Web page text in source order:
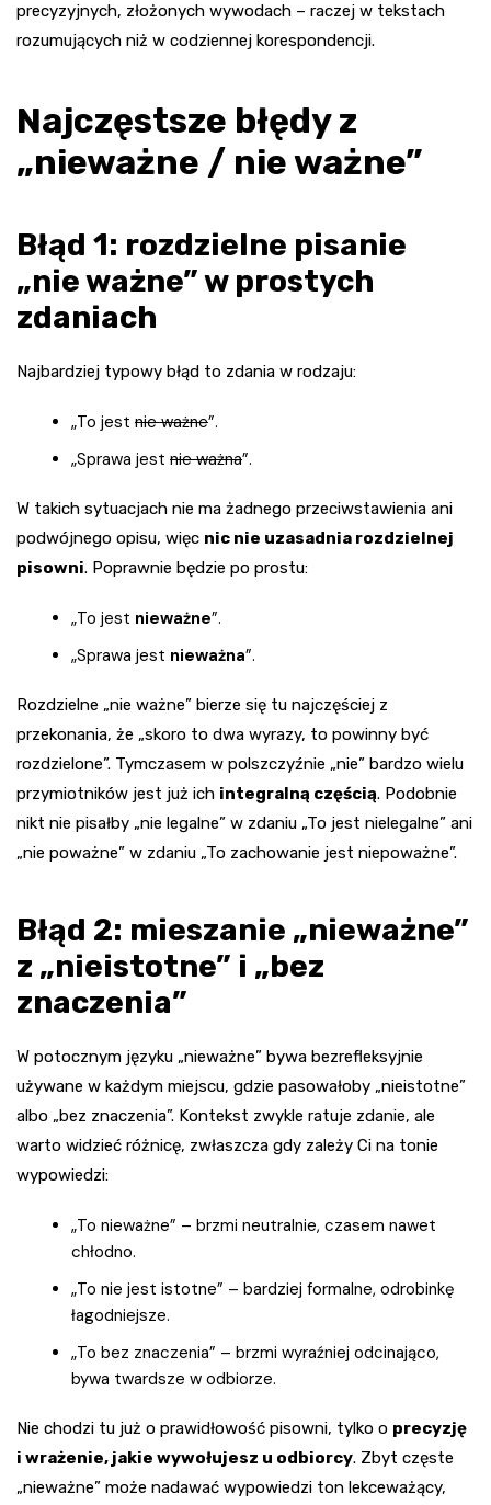
precyzyjnych, złożonych wywodach – raczej w tekstach
rozumujących niż w codziennej korespondencji.
Najczęstsze błędy z
„nieważne / nie ważne”
Błąd 1: rozdzielne pisanie
„nie ważne” w prostych
zdaniach
Najbardziej typowy błąd to zdania w rodzaju:
„To jest nie ważne”.
„Sprawa jest nie ważna”.
W takich sytuacjach nie ma żadnego przeciwstawienia ani
podwójnego opisu, więc nic nie uzasadnia rozdzielnej
pisowni. Poprawnie będzie po prostu:
„To jest nieważne”.
„Sprawa jest nieważna”.
Rozdzielne „nie ważne” bierze się tu najczęściej z
przekonania, że „skoro to dwa wyrazy, to powinny być
rozdzielone”. Tymczasem w polszczyźnie „nie” bardzo wielu
przymiotników jest już ich integralną częścią. Podobnie
nikt nie pisałby „nie legalne” w zdaniu „To jest nielegalne” ani
„nie poważne” w zdaniu „To zachowanie jest niepoważne”.
Błąd 2: mieszanie „nieważne”
z „nieistotne” i „bez
znaczenia”
W potocznym języku „nieważne” bywa bezrefleksyjnie
używane w każdym miejscu, gdzie pasowałoby „nieistotne”
albo „bez znaczenia”. Kontekst zwykle ratuje zdanie, ale
warto widzieć różnicę, zwłaszcza gdy zależy Ci na tonie
wypowiedzi:
„To nieważne” – brzmi neutralnie, czasem nawet
chłodno.
„To nie jest istotne” – bardziej formalne, odrobinkę
łagodniejsze.
„To bez znaczenia” – brzmi wyraźniej odcinająco,
bywa twardsze w odbiorze.
Nie chodzi tu już o prawidłowość pisowni, tylko o precyzję
i wrażenie, jakie wywołujesz u odbiorcy. Zbyt częste
„nieważne” może nadawać wypowiedzi ton lekceważący,